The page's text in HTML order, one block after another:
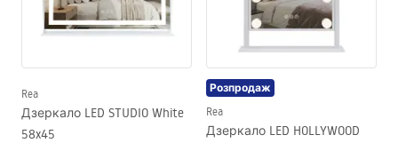
Rea
Дзеркало LED STUDIO White
58x45
Розпродаж
Rea
Дзеркало LED HOLLYWOOD